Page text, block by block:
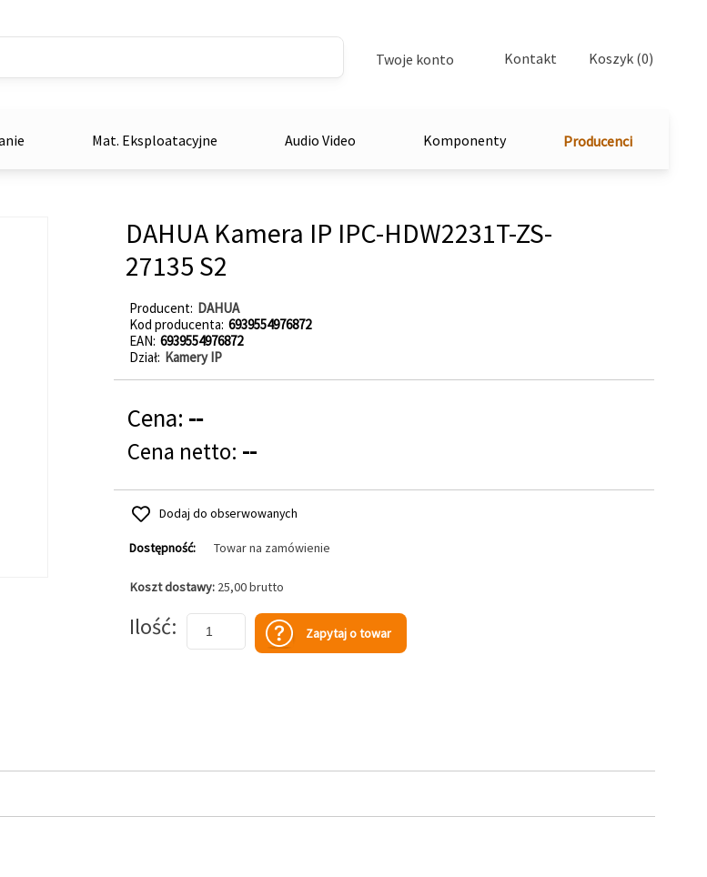
Twoje konto Kontakt Koszyk (0)
Mat. Eksploatacyjne Audio Video Komponenty Producenci
DAHUA Kamera IP IPC-HDW2231T-ZS-
27135 S2
Producent DAHUA
Kod producenta 6939554976872
EAN 6939554976872
Dział Kamery IP
Cena: --
Cena netto: --
Dodaj do obserwowanych
Dostępność: Towar na zamówienie
Koszt dostawy: 25,00 brutto
Ilość Zapytaj o towar